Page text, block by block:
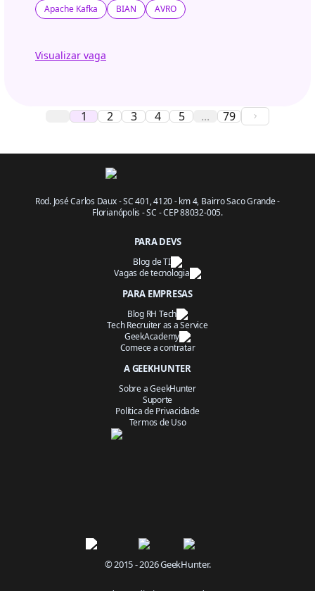
Apache Kafka
BIAN AVRO
Visualizar vaga
1 2 3 4 5 ... 79
Rod. José Carlos Daux - SC 401, 4120 - km 4, Bairro Saco Grande -
Florianópolis - SC - CEP 88032-005.
PARA DEVS
Blog de TI
Vagas de tecnologia
PARA EMPRESAS
Blog RH Tech
Tech Recruiter as a Service
GeekAcademy
Comece a contratar
A GEEKHUNTER
Sobre a GeekHunter
Suporte
Política de Privacidade
Termos de Uso
© 2015 - 2026 GeekHunter.